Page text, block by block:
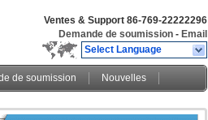
Ventes & Support 86-769-22222296
Demande de soumission - Email
Select Language
de soumission
Nouvelles